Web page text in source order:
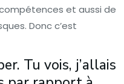
et aussi de
Donc c’est
Tu vois, j’allais